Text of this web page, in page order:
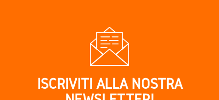
ISCRIVITI ALLA NOSTRA